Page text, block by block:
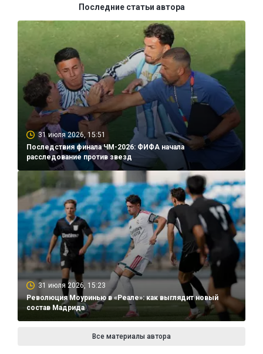
Последние статьи автора
31 июля 2026, 15:51
Последствия финала ЧМ-2026: ФИФА начала
расследование против звезд
31 июля 2026, 15:23
Революция Моуринью в «Реале»: как выглядит новый
состав Мадрида
Все материалы автора